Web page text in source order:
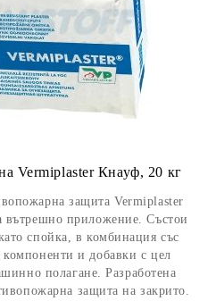
Vermiplaster Кнауф, 20 кг
защита Vermiplaster
вътрешно приложение. Състои
спойка, в комбинация със
компоненти и добавки с цел
полагане. Разработена
защита на закрито.